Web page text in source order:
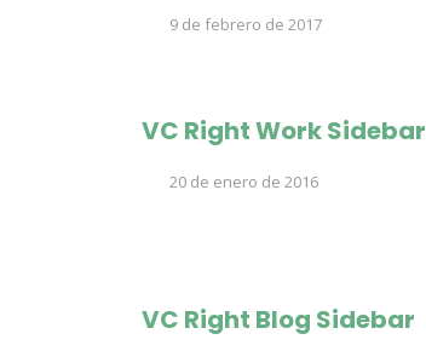
9 de febrero de 2017
VC Right Work Sidebar
20 de enero de 2016
VC Right Blog Sidebar